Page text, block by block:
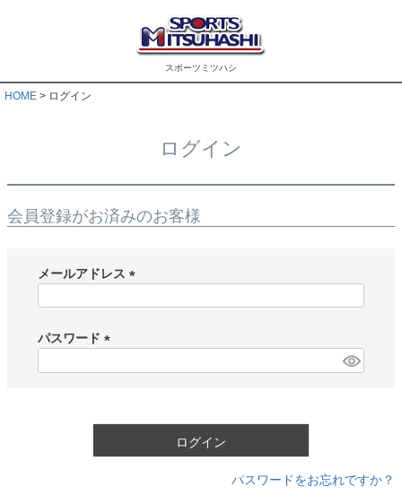
スポーツミツハシ
HOME ログイン
ログイン
会員登録がお済みのお客様
メールアドレス
)
パスワード
ログイン
パスワードをお忘れですか？